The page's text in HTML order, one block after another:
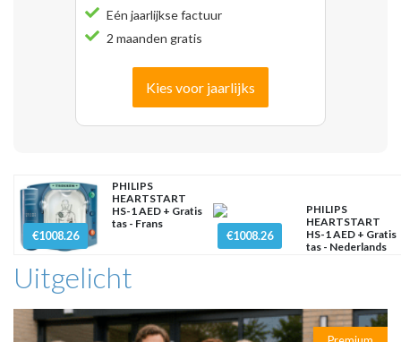
Eén jaarlijkse factuur
2 maanden gratis
Kies voor jaarlijks
€1008.26
PHILIPS
HEARTSTART
HS-1 AED + Gratis
tas - Frans
€1008.26
PHILIPS
HEARTSTART
HS-1 AED + Gratis
tas - Nederlands
Uitgelicht